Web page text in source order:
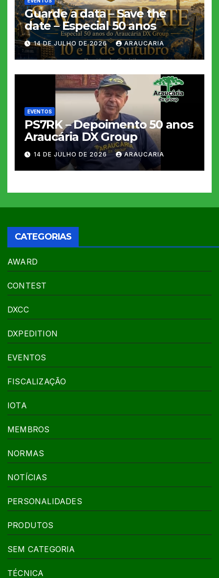
Guarde a data – Save the
date – Especial 50 anos
14 DE JULHO DE 2026 ARAUCARIA
EVENTOS
PS7RK – Depoimento 50 anos
Araucária DX Group
14 DE JULHO DE 2026 ARAUCARIA
CATEGORIAS
AWARD
CONTEST
DXCC
DXPEDITION
EVENTOS
FISCALIZAÇÃO
IOTA
MEMBROS
NORMAS
NOTÍCIAS
PERSONALIDADES
PRODUTOS
SEM CATEGORIA
TÉCNICA